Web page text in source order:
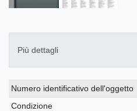
Più dettagli
Numero identificativo dell'oggetto
Condizione